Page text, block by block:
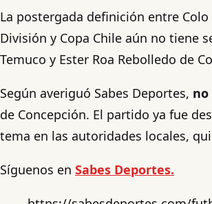
La postergada definición entre
División y Copa Chile aún no tiene
Temuco y Ester Roa Rebolledo de
Según averiguó Sabes Deportes, no
de Concepción. El partido ya fue
tema en las autoridades locales,
Síguenos en Sabes Deportes.